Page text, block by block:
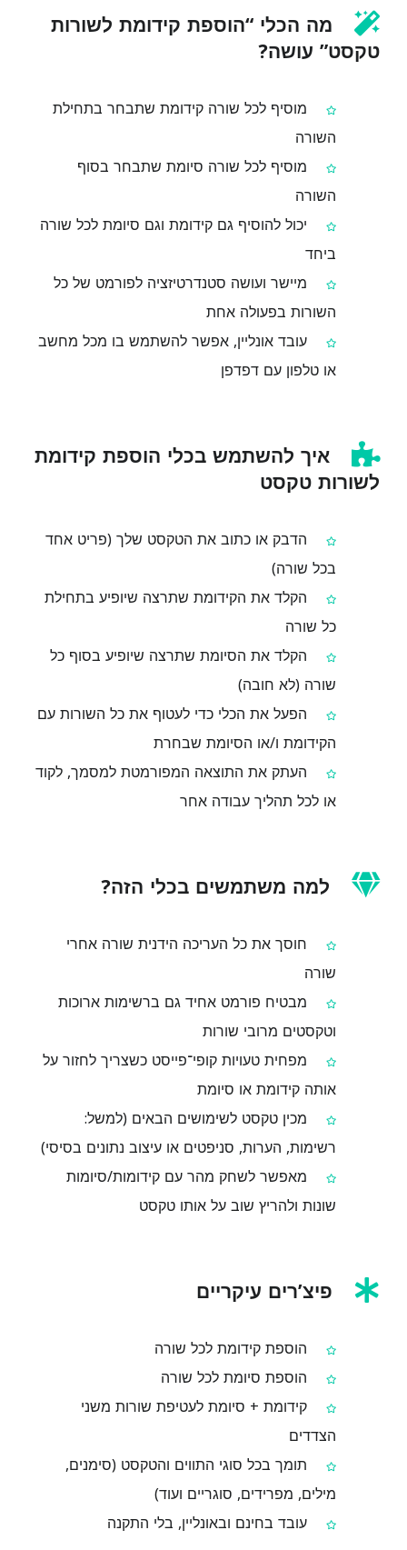
מה הכלי “הוספת קידומת לשורות
טקסט” עושה?
מוסיף לכל שורה קידומת שתבחר בתחילת
השורה
מוסיף לכל שורה סיומת שתבחר בסוף
השורה
יכול להוסיף גם קידומת וגם סיומת לכל שורה
ביחד
מיישר ועושה סטנדרטיזציה לפורמט של כל
השורות בפעולה אחת
עובד אונליין, אפשר להשתמש בו מכל מחשב
או טלפון עם דפדפן
איך להשתמש בכלי הוספת קידומת
לשורות טקסט
הדבק או כתוב את הטקסט שלך (פריט אחד
בכל שורה)
הקלד את הקידומת שתרצה שיופיע בתחילת
כל שורה
הקלד את הסיומת שתרצה שיופיע בסוף כל
שורה (לא חובה)
הפעל את הכלי כדי לעטוף את כל השורות עם
הקידומת ו/או הסיומת שבחרת
העתק את התוצאה המפורמטת למסמך, לקוד
או לכל תהליך עבודה אחר
למה משתמשים בכלי הזה?
חוסך את כל העריכה הידנית שורה אחרי
שורה
מבטיח פורמט אחיד גם ברשימות ארוכות
וטקסטים מרובי שורות
מפחית טעויות קופי־פייסט כשצריך לחזור על
אותה קידומת או סיומת
מכין טקסט לשימושים הבאים (למשל:
רשימות, הערות, סניפטים או עיצוב נתונים בסיסי)
מאפשר לשחק מהר עם קידומות/סיומות
שונות ולהריץ שוב על אותו טקסט
פיצ’רים עיקריים
הוספת קידומת לכל שורה
הוספת סיומת לכל שורה
קידומת + סיומת לעטיפת שורות משני
הצדדים
תומך בכל סוגי התווים והטקסט (סימנים,
מילים, מפרידים, סוגריים ועוד)
עובד בחינם ובאונליין, בלי התקנה